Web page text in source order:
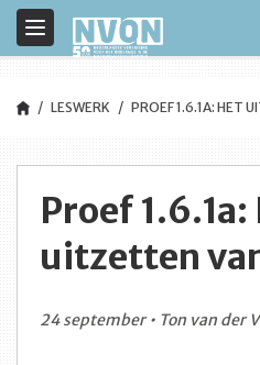
Toggle
navigation
LESWERK PROEF 1.6.1A: HET
Proef
uitzetten
24 september • Ton van der